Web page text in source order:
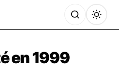
en 1999